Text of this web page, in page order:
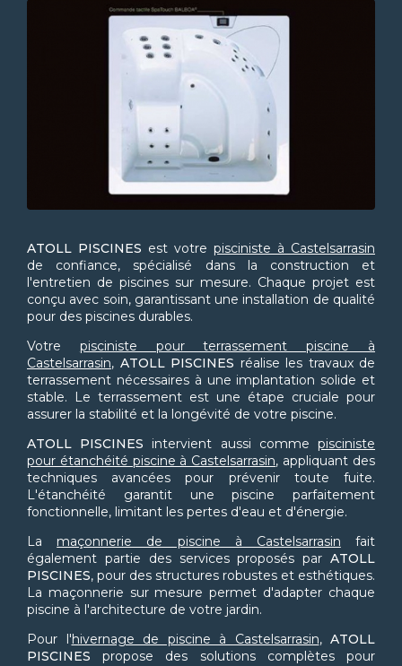
ATOLL PISCINES est votre pisciniste à Castelsarrasin
de confiance, spécialisé dans la construction et
l'entretien de piscines sur mesure. Chaque projet est
conçu avec soin, garantissant une installation de qualité
pour des piscines durables.
Votre pisciniste pour terrassement piscine à
Castelsarrasin, ATOLL PISCINES réalise les travaux de
terrassement nécessaires à une implantation solide et
stable. Le terrassement est une étape cruciale pour
assurer la stabilité et la longévité de votre piscine.
ATOLL PISCINES intervient aussi commepisciniste
pour étanchéité piscine à Castelsarrasin, appliquant des
techniques avancées pour prévenir toute fuite.
L'étanchéité garantit une piscine parfaitement
fonctionnelle, limitant les pertes d'eau et d'énergie.
La maçonnerie de piscine à Castelsarrasin fait
également partie des services proposés par ATOLL
PISCINES, pour des structures robustes et esthétiques.
La maçonnerie sur mesure permet d'adapter chaque
piscine à l'architecture de votre jardin.
Pour l'hivernage de piscine à Castelsarrasin, ATOLL
PISCINES propose des solutions complètes pour